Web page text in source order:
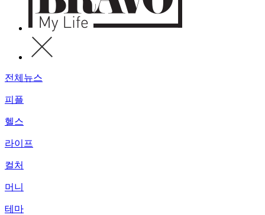
전체뉴스
피플
헬스
라이프
컬처
머니
테마